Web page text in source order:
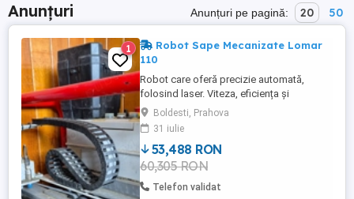
Anunțuri Anunțuri pe pagină: 20 50
1
Robot Sape Mecanizate Lomar
110
Robot care oferă precizie automată,
folosind laser. Viteza, eficiența și
funcționarea intuitivă vor face procesul de
nivelare mai ușor și mai rapid ca niciodată.
Pana la 150 m h. Caracteristici distinctive:
Precizie automată: Robotul elimină
automat denivelările pentru a crea șape
perfect nivelate. Rapid ...
Boldesti, Prahova
31 iulie
53,488 RON
60,305 RON
Telefon validat